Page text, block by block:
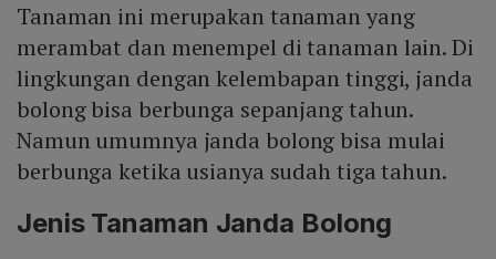
Tanaman ini merupakan tanaman yang
merambat dan menempel di tanaman lain. Di
lingkungan dengan kelembapan tinggi, janda
bolong bisa berbunga sepanjang tahun.
Namun umumnya janda bolong bisa mulai
berbunga ketika usianya sudah tiga tahun.
Jenis Tanaman Janda Bolong